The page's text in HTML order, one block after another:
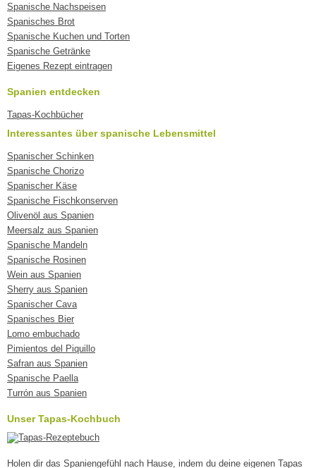
Spanische Nachspeisen
Spanisches Brot
Spanische Kuchen und Torten
Spanische Getränke
Eigenes Rezept eintragen
Spanien entdecken
Tapas-Kochbücher
Interessantes über spanische Lebensmittel
Spanischer Schinken
Spanische Chorizo
Spanischer Käse
Spanische Fischkonserven
Olivenöl aus Spanien
Meersalz aus Spanien
Spanische Mandeln
Spanische Rosinen
Wein aus Spanien
Sherry aus Spanien
Spanischer Cava
Spanisches Bier
Lomo embuchado
Pimientos del Piquillo
Safran aus Spanien
Spanische Paella
Turrón aus Spanien
Unser Tapas-Kochbuch
Holen dir das Spaniengefühl nach Hause, indem du deine eigenen Tapas